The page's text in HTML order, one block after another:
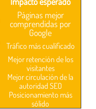
Páginas mejor
comprendidas por
Google
Tráfico más cualificado
Mejor retención de los
visitantes
Mejor circulación de la
autoridad SEO
Posicionamiento más
sólido